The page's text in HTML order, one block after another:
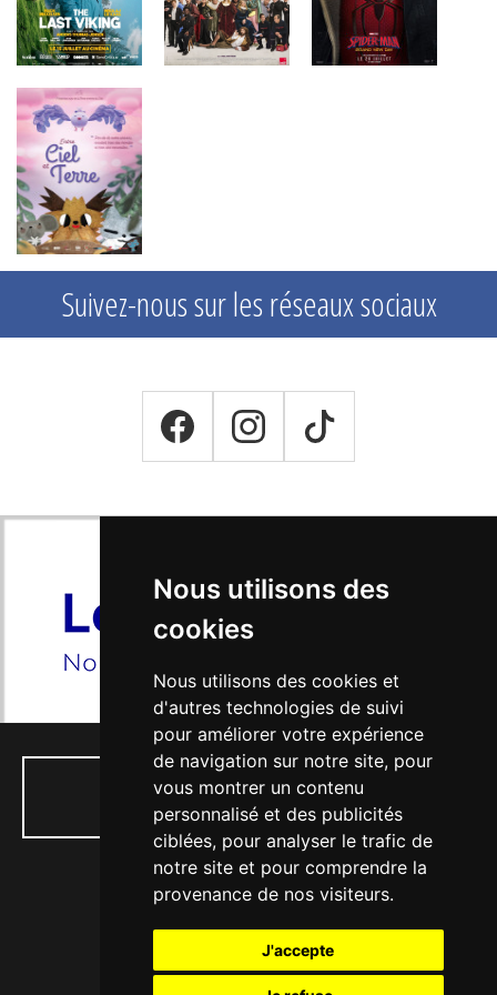
Nous utilisons des
cookies
Nous utilisons des cookies et
d'autres technologies de suivi
pour améliorer votre expérience
de navigation sur notre site, pour
vous montrer un contenu
personnalisé et des publicités
ciblées, pour analyser le trafic de
notre site et pour comprendre la
provenance de nos visiteurs.
J'accepte
Suivez-nous sur les réseaux sociaux
01 34 74 04 53
77, rue Paul Doumer - 56, Bd Victor Hugo
78130 LES MUREAUX